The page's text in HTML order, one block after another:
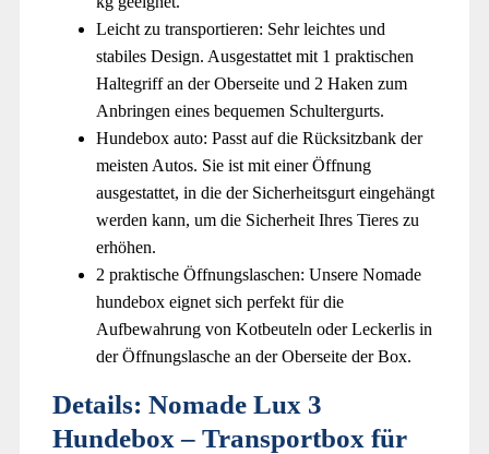
Leicht zu transportieren: Sehr leichtes und
stabiles Design. Ausgestattet mit 1 praktischen
Haltegriff an der Oberseite und 2 Haken zum
Anbringen eines bequemen Schultergurts.
Hundebox auto: Passt auf die Rücksitzbank der
meisten Autos. Sie ist mit einer Öffnung
ausgestattet, in die der Sicherheitsgurt eingehängt
werden kann, um die Sicherheit Ihres Tieres zu
erhöhen.
2 praktische Öffnungslaschen: Unsere Nomade
hundebox eignet sich perfekt für die
Aufbewahrung von Kotbeuteln oder Leckerlis in
der Öffnungslasche an der Oberseite der Box.
Details: Nomade Lux 3
Hundebox – Transportbox für